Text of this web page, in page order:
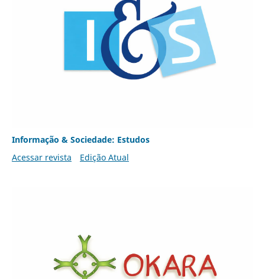
Informação & Sociedade: Estudos
Acessar revista
Edição Atual